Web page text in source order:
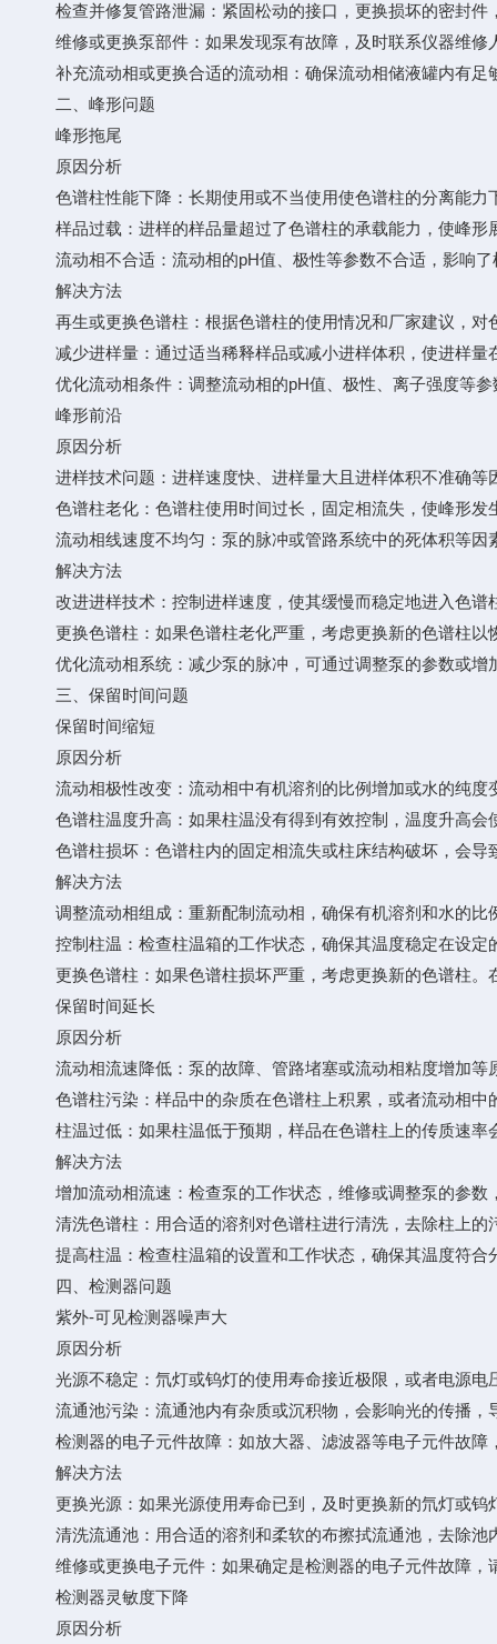
检查并修复管路泄漏：紧固松动的接口，更换损坏的密封件
维修或更换泵部件：如果发现泵有故障，及时联系仪器维修
补充流动相或更换合适的流动相：确保流动相储液罐内有足
二、峰形问题
峰形拖尾
原因分析
色谱柱性能下降：长期使用或不当使用使色谱柱的分离能力
样品过载：进样的样品量超过了色谱柱的承载能力，使峰形
流动相不合适：流动相的pH值、极性等参数不合适，影响了
解决方法
再生或更换色谱柱：根据色谱柱的使用情况和厂家建议，对
减少进样量：通过适当稀释样品或减小进样体积，使进样量
优化流动相条件：调整流动相的pH值、极性、离子强度等参
峰形前沿
原因分析
进样技术问题：进样速度快、进样量大且进样体积不准确等
色谱柱老化：色谱柱使用时间过长，固定相流失，使峰形发
流动相线速度不均匀：泵的脉冲或管路系统中的死体积等因
解决方法
改进进样技术：控制进样速度，使其缓慢而稳定地进入色谱
更换色谱柱：如果色谱柱老化严重，考虑更换新的色谱柱以
优化流动相系统：减少泵的脉冲，可通过调整泵的参数或增
三、保留时间问题
保留时间缩短
原因分析
流动相极性改变：流动相中有机溶剂的比例增加或水的纯度
色谱柱温度升高：如果柱温没有得到有效控制，温度升高会
色谱柱损坏：色谱柱内的固定相流失或柱床结构破坏，会导
解决方法
调整流动相组成：重新配制流动相，确保有机溶剂和水的比
控制柱温：检查柱温箱的工作状态，确保其温度稳定在设定
更换色谱柱：如果色谱柱损坏严重，考虑更换新的色谱柱。
保留时间延长
原因分析
流动相流速降低：泵的故障、管路堵塞或流动相粘度增加等
色谱柱污染：样品中的杂质在色谱柱上积累，或者流动相中
柱温过低：如果柱温低于预期，样品在色谱柱上的传质速率
解决方法
增加流动相流速：检查泵的工作状态，维修或调整泵的参数
清洗色谱柱：用合适的溶剂对色谱柱进行清洗，去除柱上的
提高柱温：检查柱温箱的设置和工作状态，确保其温度符合
四、检测器问题
紫外-可见检测器噪声大
原因分析
光源不稳定：氘灯或钨灯的使用寿命接近极限，或者电源电
流通池污染：流通池内有杂质或沉积物，会影响光的传播，
检测器的电子元件故障：如放大器、滤波器等电子元件故障
解决方法
更换光源：如果光源使用寿命已到，及时更换新的氘灯或钨
清洗流通池：用合适的溶剂和柔软的布擦拭流通池，去除池
维修或更换电子元件：如果确定是检测器的电子元件故障，
检测器灵敏度下降
原因分析